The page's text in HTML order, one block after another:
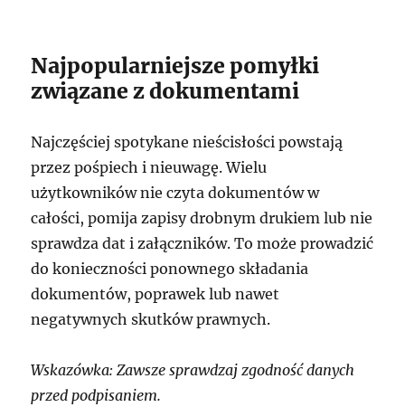
Najpopularniejsze pomyłki
związane z dokumentami
Najczęściej spotykane nieścisłości powstają
przez pośpiech i nieuwagę. Wielu
użytkowników nie czyta dokumentów w
całości, pomija zapisy drobnym drukiem lub nie
sprawdza dat i załączników. To może prowadzić
do konieczności ponownego składania
dokumentów, poprawek lub nawet
negatywnych skutków prawnych.
Wskazówka: Zawsze sprawdzaj zgodność danych
przed podpisaniem.